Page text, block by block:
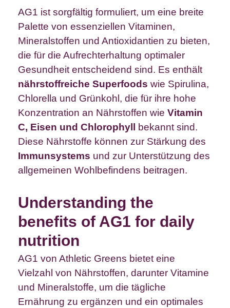
AG1 ist sorgfältig formuliert, um eine breite
Palette von essenziellen Vitaminen,
Mineralstoffen und Antioxidantien zu bieten,
die für die Aufrechterhaltung optimaler
Gesundheit entscheidend sind. Es enthält
nährstoffreiche Superfoods wie Spirulina,
Chlorella und Grünkohl, die für ihre hohe
Konzentration an Nährstoffen wie Vitamin
C, Eisen und Chlorophyll bekannt sind.
Diese Nährstoffe können zur Stärkung des
Immunsystems und zur Unterstützung des
allgemeinen Wohlbefindens beitragen.
Understanding the
benefits of AG1 for daily
nutrition
AG1 von Athletic Greens bietet eine
Vielzahl von Nährstoffen, darunter Vitamine
und Mineralstoffe, um die tägliche
Ernährung zu ergänzen und ein optimales